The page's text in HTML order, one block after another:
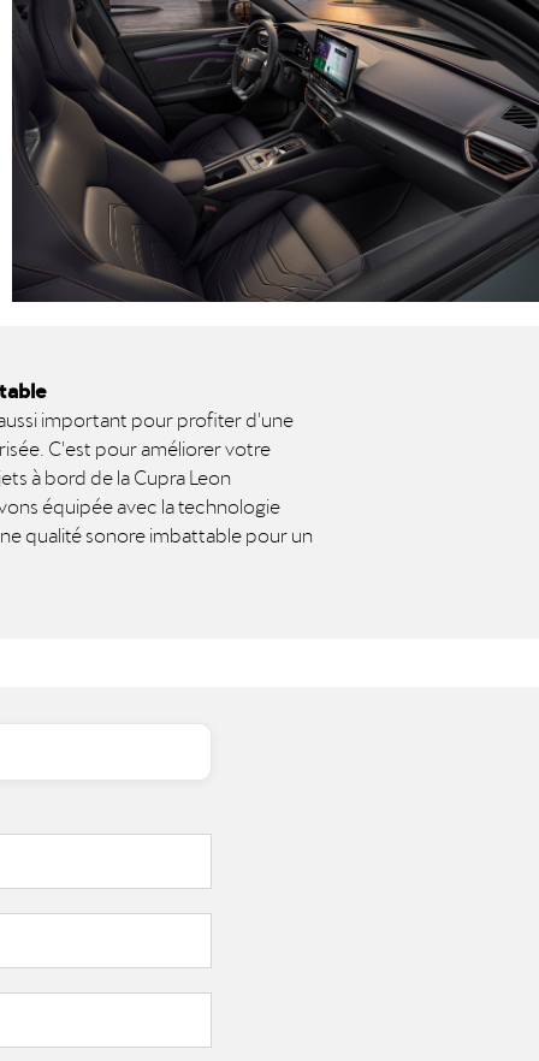
important pour profiter d'une
C'est pour améliorer votre
à bord de la Cupra Leon
équipée avec la technologie
qualité sonore imbattable pour un